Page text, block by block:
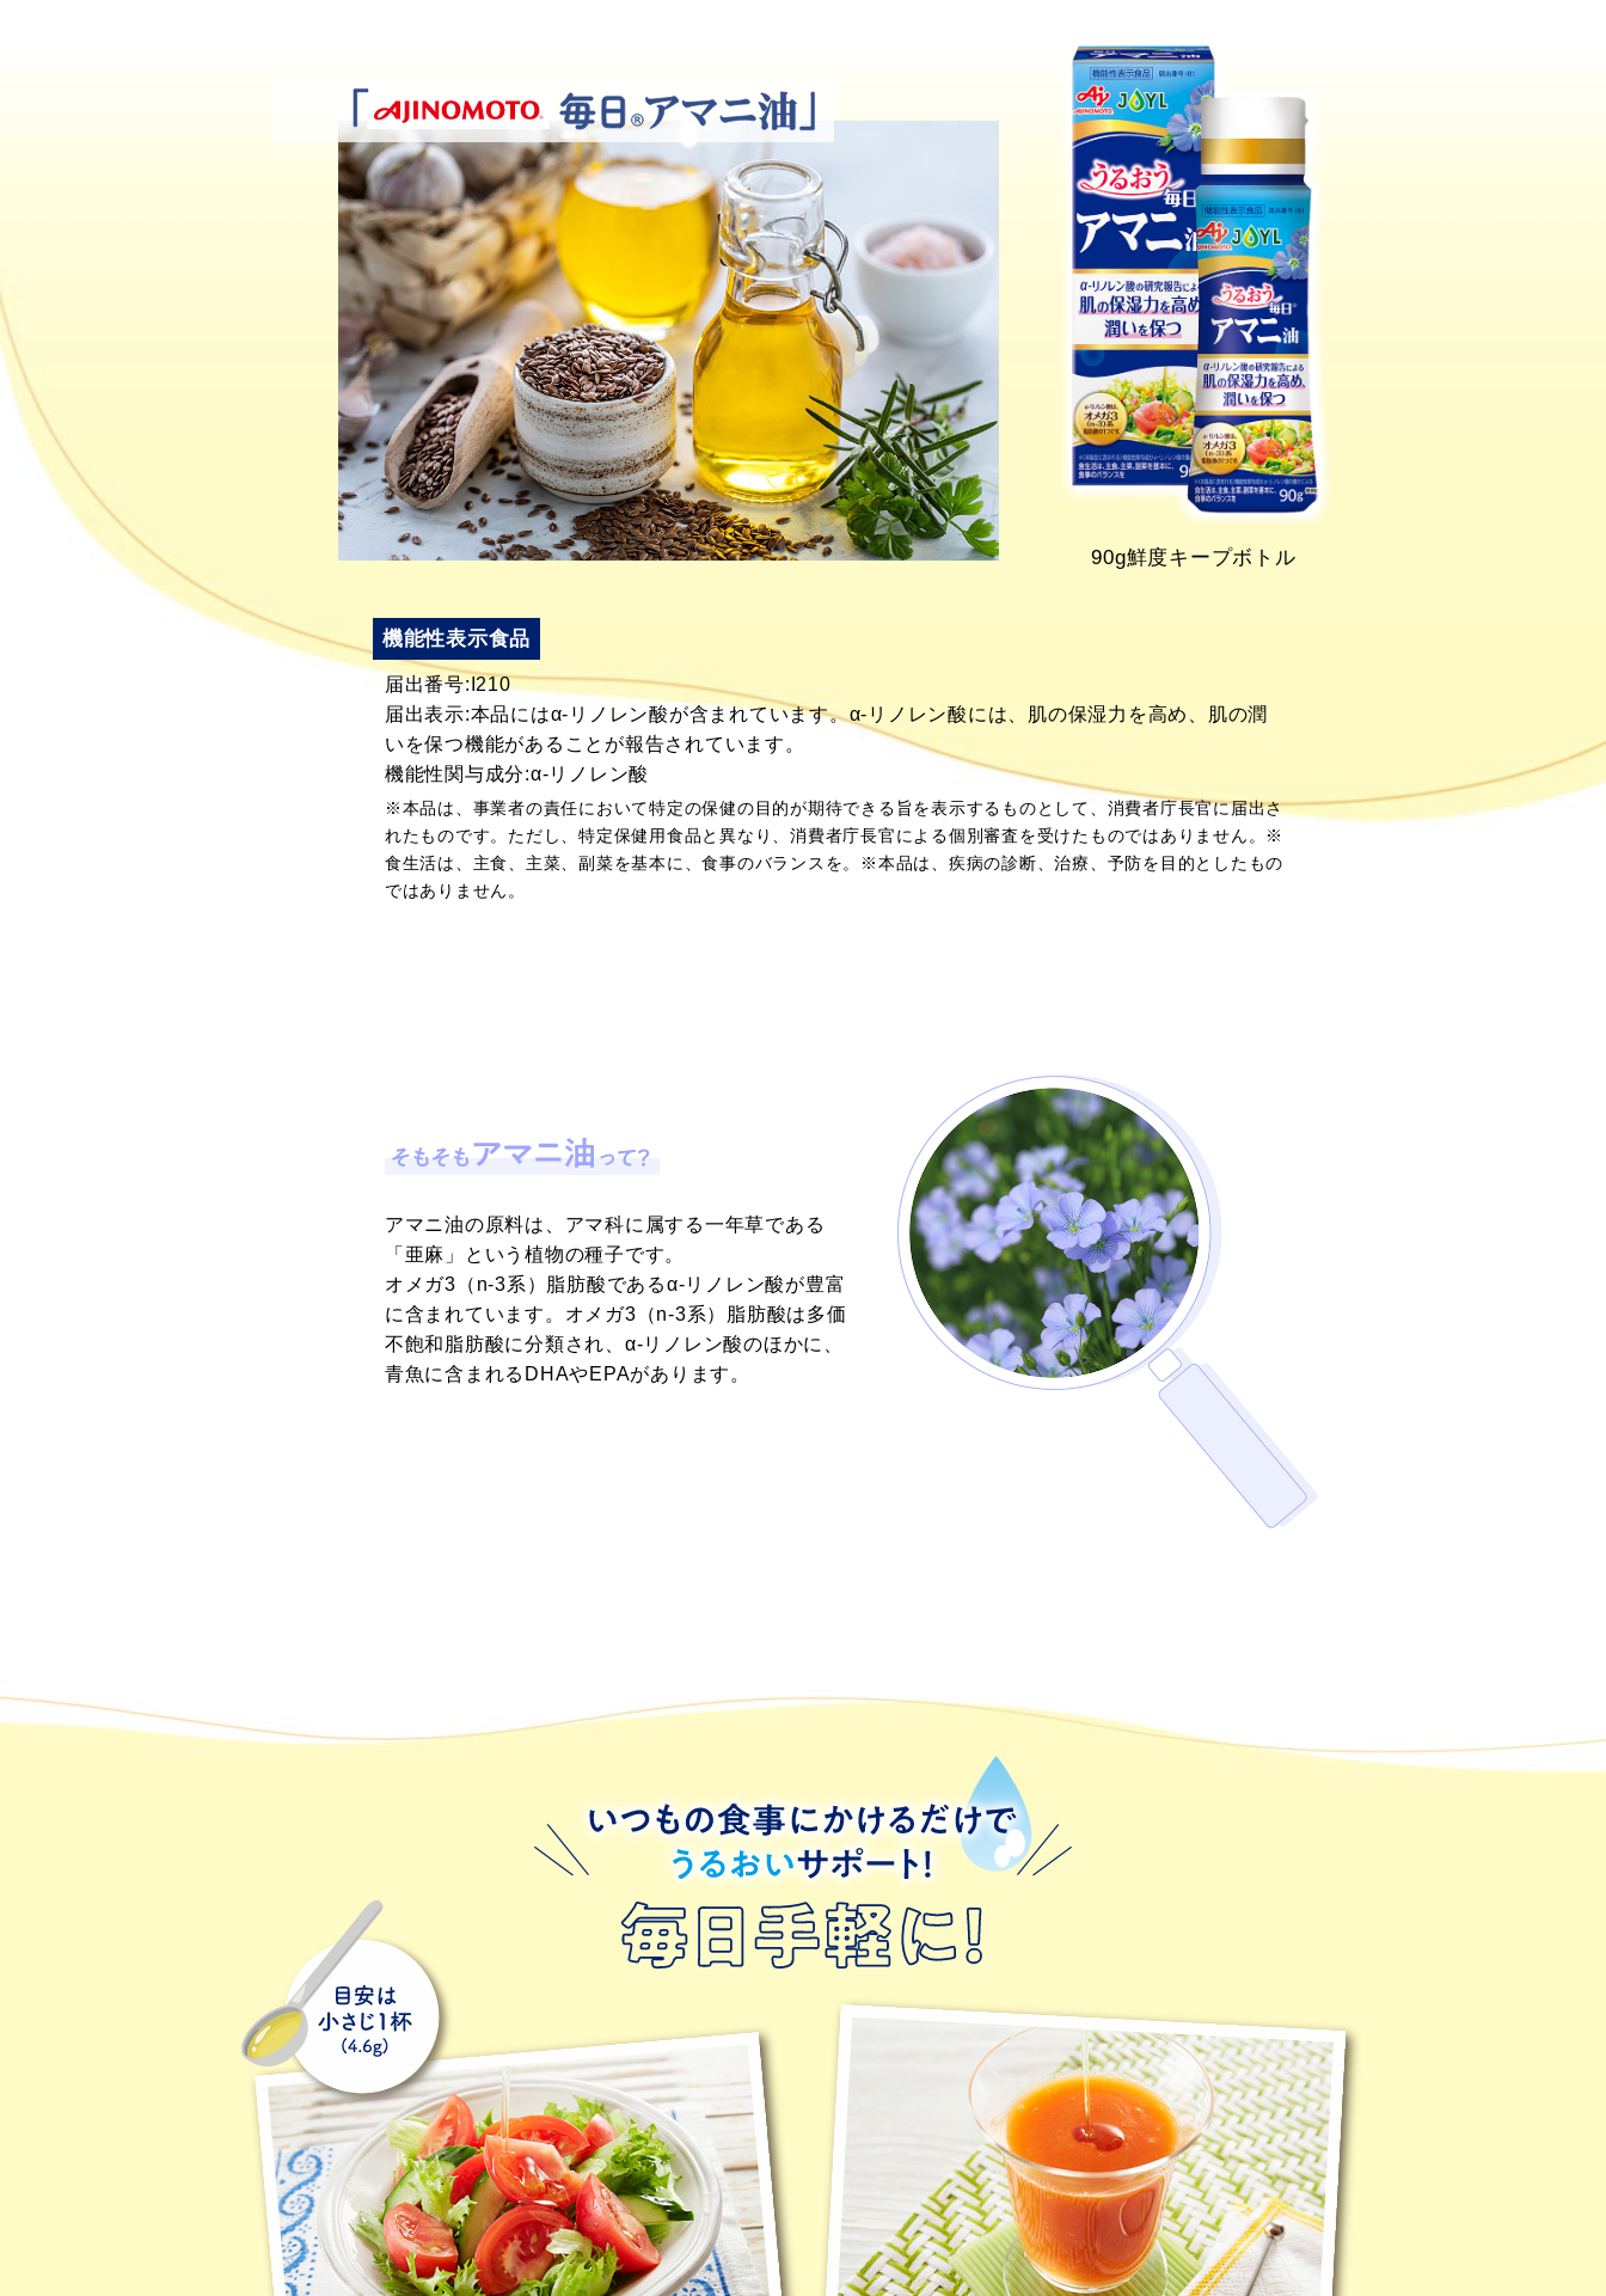
90g鮮度キープボトル
機能性表示食品
届出番号:I210
届出表示:本品にはα-リノレン酸が含まれています。α-リノレン酸には、肌の保湿力を高め、肌の潤
いを保つ機能があることが報告されています。
機能性関与成分:α-リノレン酸
※本品は、事業者の責任において特定の保健の目的が期待できる旨を表示するものとして、消費者庁長官に届出さ
れたものです。ただし、特定保健用食品と異なり、消費者庁長官による個別審査を受けたものではありません。※
食生活は、主食、主菜、副菜を基本に、食事のバランスを。※本品は、疾病の診断、治療、予防を目的としたもの
ではありません。
そもそもアマ
ニ油って？
アマニ油の原料は、アマ科に属する一年草である
「亜麻」という植物の種子です。
オメガ3（n-3系）脂肪酸であるα-リノレン酸が豊富
に含まれています。オメガ3（n-3系）脂肪酸は多価
不飽和脂肪酸に分類され、α-リノレン酸のほかに、
青魚に含まれるDHAやEPAがあります。
いつもの食事にかけるだけ
でうるおいサポート！毎日
手軽に！